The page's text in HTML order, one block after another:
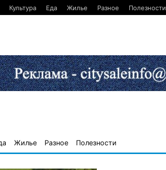
Культура Еда Жилье Разное Полезности
Жилье Разное Полезности